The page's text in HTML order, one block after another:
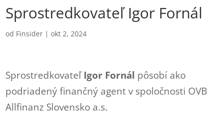
Sprostredkovateľ Igor Fornál
od Finsider |okt 2, 2024
SprostredkovateľIgor Fornál pôsobí ako
podriadený finančný agent v spoločnosti OVB
Allfinanz Slovensko a.s.